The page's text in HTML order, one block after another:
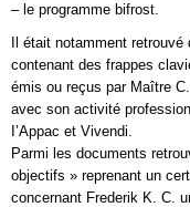
– le programme bifrost.
Il était notamment
contenant des frappes
émis ou reçus par Maître
avec son activité
I’Appac et Vivendi.
Parmi les documents
objectifs » reprenant un
concernant Frederik K. C.